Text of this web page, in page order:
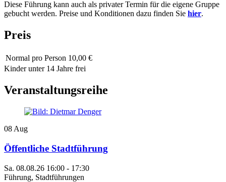
Diese Führung kann auch als privater Termin für die eigene Gruppe
gebucht werden. Preise und Konditionen dazu finden Sie hier.
Preis
Normal pro Person 10,00 €
Kinder unter 14 Jahre frei
Veranstaltungsreihe
08 Aug
Öffentliche Stadtführung
Sa. 08.08.26 16:00 - 17:30
Führung, Stadtführungen